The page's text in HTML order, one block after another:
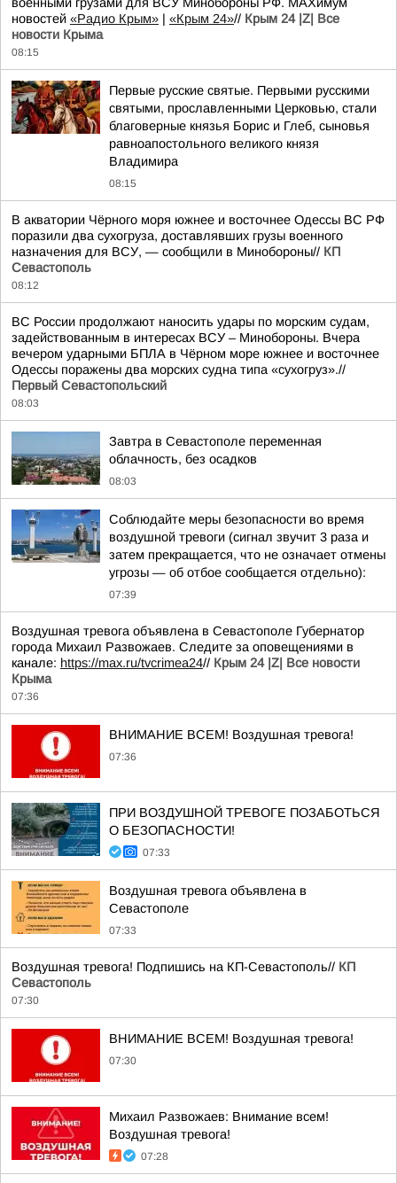
новостей «Радио Крым» | «Крым 24»// Крым 24 |Z| Все
новости Крыма
08:15
Первые русские святые. Первыми русскими
святыми, прославленными Церковью, стали
благоверные князья Борис и Глеб, сыновья
равноапостольного великого князя
Владимира
08:15
В акватории Чёрного моря южнее и восточнее Одессы ВС РФ
поразили два сухогруза, доставлявших грузы военного
назначения для ВСУ, — сообщили в Минобороны// КП
Севастополь
08:12
ВС России продолжают наносить удары по морским судам,
задействованным в интересах ВСУ – Минобороны. Вчера
вечером ударными БПЛА в Чёрном море южнее и восточнее
Одессы поражены два морских судна типа «сухогруз».//
Первый Севастопольский
08:03
Завтра в Севастополе переменная
облачность, без осадков
08:03
Соблюдайте меры безопасности во время
воздушной тревоги (сигнал звучит 3 раза и
затем прекращается, что не означает отмены
угрозы — об отбое сообщается отдельно):
07:39
Воздушная тревога объявлена в Севастополе Губернатор
города Михаил Развожаев. Следите за оповещениями в
канале: https://max.ru/tvcrimea24// Крым 24 |Z| Все новости
Крыма
07:36
ВНИМАНИЕ ВСЕМ! Воздушная тревога!
07:36
ПРИ ВОЗДУШНОЙ ТРЕВОГЕ ПОЗАБОТЬСЯ
О БЕЗОПАСНОСТИ!
07:33
Воздушная тревога объявлена в
Севастополе
07:33
Воздушная тревога! Подпишись на КП-Севастополь// КП
Севастополь
07:30
ВНИМАНИЕ ВСЕМ! Воздушная тревога!
07:30
Михаил Развожаев: Внимание всем!
Воздушная тревога!
07:28